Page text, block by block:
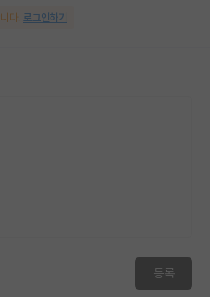
다. 로그인하기
등록